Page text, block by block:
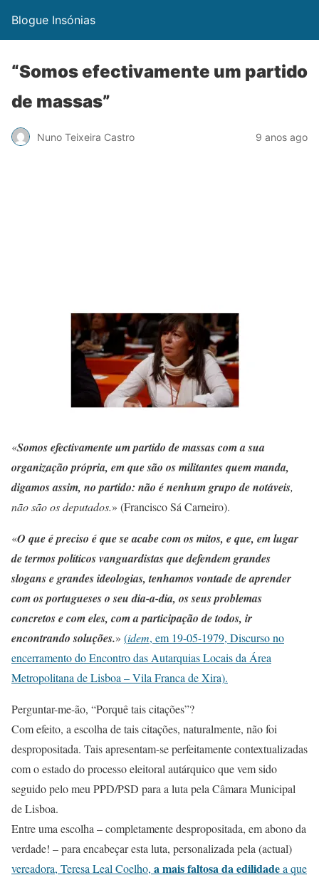
Blogue Insónias
“Somos efectivamente um partido
de massas”
Nuno Teixeira Castro 9 anos ago
«Somos efectivamente um partido de massas com a sua
organização própria, em que são os militantes quem manda,
digamos assim, no partido: não é nenhum grupo de notáveis,
não são os deputados.» (Francisco Sá Carneiro).
«O que é preciso é que se acabe com os mitos, e que, em lugar
de termos políticos vanguardistas que defendem grandes
slogans e grandes ideologias, tenhamos vontade de aprender
com os portugueses o seu dia-a-dia, os seus problemas
concretos e com eles, com a participação de todos, ir
encontrando soluções.» (idem, em 19-05-1979, Discurso no
encerramento do Encontro das Autarquias Locais da Área
Metropolitana de Lisboa – Vila Franca de Xira).
Perguntar-me-ão, “Porquê tais citações”?
Com efeito, a escolha de tais citações, naturalmente, não foi
despropositada. Tais apresentam-se perfeitamente contextualizadas
com o estado do processo eleitoral autárquico que vem sido
seguido pelo meu PPD/PSD para a luta pela Câmara Municipal
de Lisboa.
Entre uma escolha – completamente despropositada, em abono da
verdade! – para encabeçar esta luta, personalizada pela (actual)
vereadora, Teresa Leal Coelho, a mais faltosa da edilidadea que